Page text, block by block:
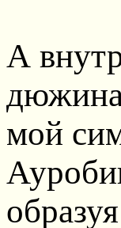
А
дюжина
мой